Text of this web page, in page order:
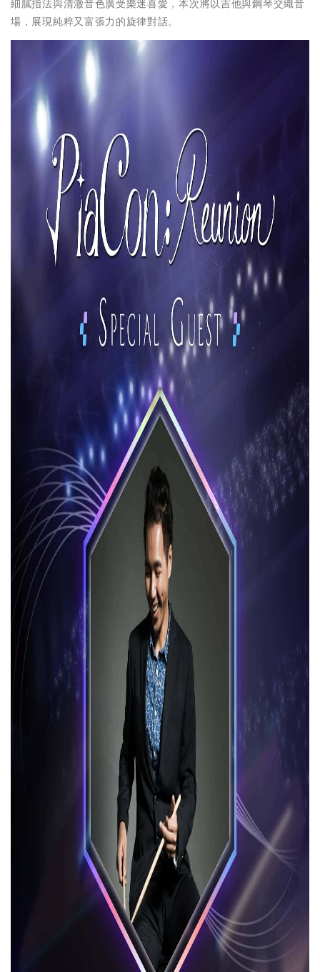
細膩指法與清澈音色廣受樂迷喜愛，本次將以吉他與鋼琴交織音
場，展現純粹又富張力的旋律對話。